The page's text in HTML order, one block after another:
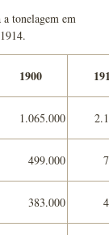
tonelagem em
1900
1.065.000
499.000
383.000